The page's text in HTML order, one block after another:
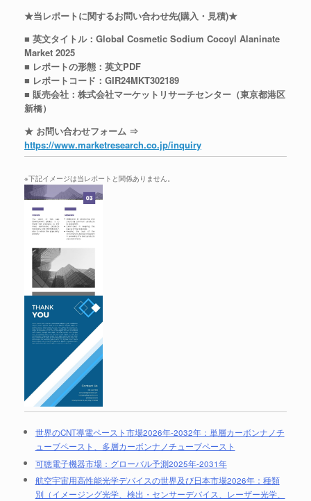
★当レポートに関するお問い合わせ先(購入・見積)★
■ 英文タイトル：Global Cosmetic Sodium Cocoyl Alaninate
Market 2025
■ レポートの形態：英文PDF
■ レポートコード：GIR24MKT302189
■ 販売会社：株式会社マーケットリサーチセンター（東京都港区
新橋）
★ お問い合わせフォーム ⇒
https://www.marketresearch.co.jp/inquiry
※下記イメージは当レポートと関係ありません。
世界のCNT導電ペースト市場2026年-2032年：単層カーボンナノチ
ューブペースト、多層カーボンナノチューブペースト
可聴電子機器市場：グローバル予測2025年-2031年
航空宇宙用高性能光学デバイスの世界及び日本市場2026年：種類
別（イメージング光学、検出・センサーデバイス、レーザー光学、